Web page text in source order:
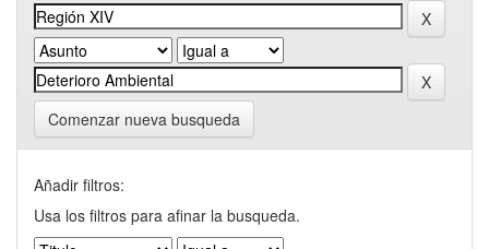
Comenzar nueva busqueda
Añadir filtros:
Usa los filtros para afinar la busqueda.